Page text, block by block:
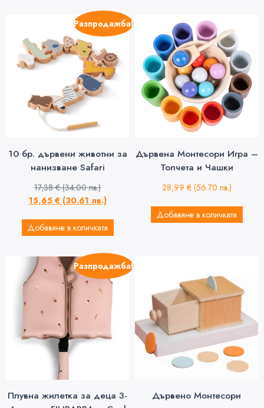
Разпродажба!
10 бр. дървени животни за
нанизване Safari
17,38€ (34.00 лв.)
15,65 € (30.61 лв.)
Добавяне в количката
Дървенa Монтесори Игра –
Топчета и Чашки
28,99 € (56.70 лв.)
Добавяне в количката
Разпродажба!
Плувна жилетка за деца 3-
Дървено Монтесори